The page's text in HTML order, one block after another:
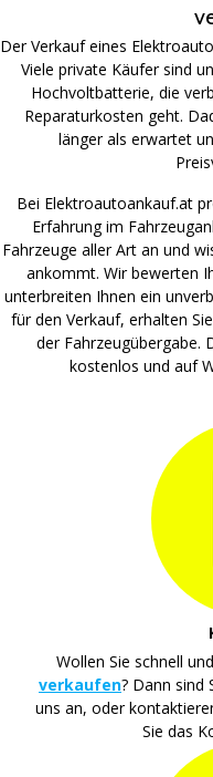
Der Verkauf eines
Viele private Käufer sind
Hochvoltbatterie, die
Reparaturkosten geht.
länger als erwartet
Bei Elektroautoankauf.at
Erfahrung im
Fahrzeuge aller Art an und
ankommt. Wir bewerten
unterbreiten Ihnen ein
für den Verkauf, erhalten
der Fahrzeugübergabe.
kostenlos und auf
Wollen Sie schnell
verkaufen? Dann sind
uns an, oder
Sie das